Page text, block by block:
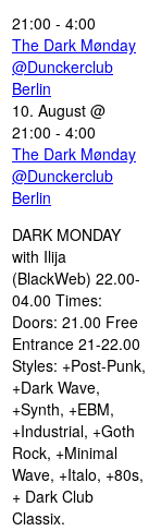
21:00 - 4:00
The Dark Mønday
@Dunckerclub
Berlin
10. August @
21:00 - 4:00
The Dark Mønday
@Dunckerclub
Berlin
DARK MONDAY
with Ilija
(BlackWeb) 22.00-
04.00 Times:
Doors: 21.00 Free
Entrance 21-22.00
Styles: +Post-Punk,
+Dark Wave,
+Synth, +EBM,
+Industrial, +Goth
Rock, +Minimal
Wave, +Italo, +80s,
+ Dark Club
Classix.